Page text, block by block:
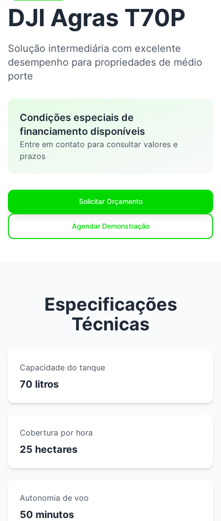
DJI Agras T70P
Solução intermediária com excelente
desempenho para propriedades de médio
porte
Condições especiais de
financiamento disponíveis
Entre em contato para consultar valores e
prazos
Solicitar Orçamento
Agendar Demonstração
Especificações
Técnicas
Capacidade do tanque
70 litros
Cobertura por hora
25 hectares
Autonomia de voo
50 minutos